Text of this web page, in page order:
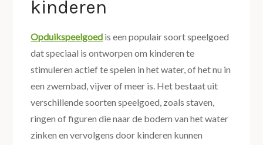
kinderen
Opduikspeelgoed is een populair soort speelgoed
dat speciaal is ontworpen om kinderen te
stimuleren actief te spelen in het water, of het nu in
een zwembad, vijver of meer is. Het bestaat uit
verschillende soorten speelgoed, zoals staven,
ringen of figuren die naar de bodem van het water
zinken en vervolgens door kinderen kunnen